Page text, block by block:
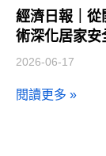
經濟日報｜從
術深化居家安
2026-06-17
閱讀更多 »